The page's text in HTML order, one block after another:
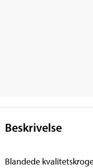
Beskrivelse
Blandede